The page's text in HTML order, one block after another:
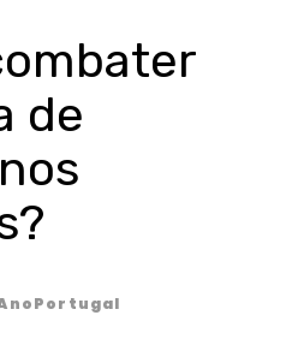
de